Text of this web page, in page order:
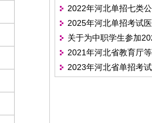
名单
2022年河北单招七类
所）
2025年河北单招考试
关于为中职学生参加
具省级学生技能大赛
2021年河北省教育厅
北省高职扩招专项工
2023年河北省单招考